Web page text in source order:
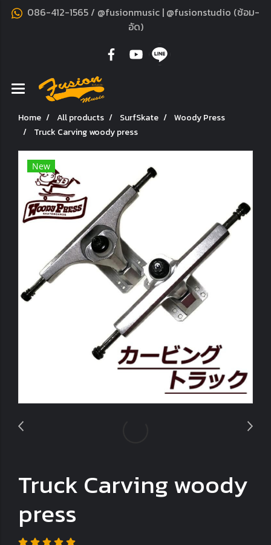
086-412-1565 / @fusionmusic | @fusionstudio (ซ้อม-
อัด)
Home All products SurfSkate
Woody Press
Truck Carving woody press
New
Truck Carving woody
press